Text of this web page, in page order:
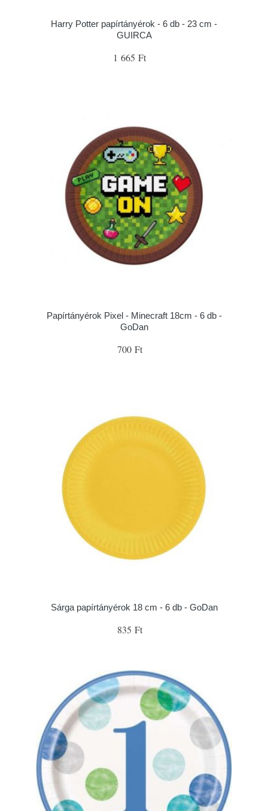
Harry Potter papírtányérok - 6 db - 23 cm -
GUIRCA
1 665 Ft
Papírtányérok Pixel - Minecraft 18cm - 6 db -
GoDan
700 Ft
Sárga papírtányérok 18 cm - 6 db - GoDan
835 Ft